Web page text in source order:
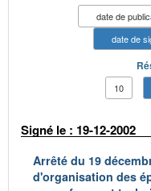
date de
date de
10
Signé le : 19-12-2002
Arrêté du 19
d'organisation des